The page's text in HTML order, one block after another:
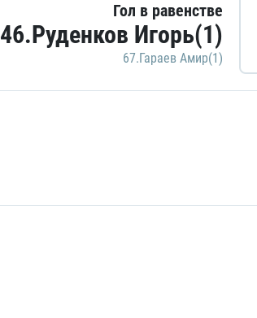
Гол в равенстве
46.Руденков Игорь(1)
67.Гараев Амир(1)